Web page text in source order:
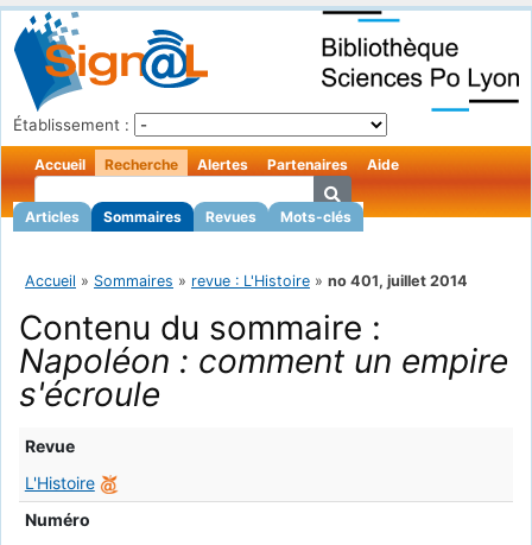
Établissement :
Accueil Recherche
Articles Sommaires Revues Mots-clés
Alertes Partenaires Aide
Accueil » Sommaires » revue : L'Histoire » no 401, juillet 2014
Contenu du sommaire :
Napoléon : comment un empire
s'écroule
Revue
L'Histoire
Numéro